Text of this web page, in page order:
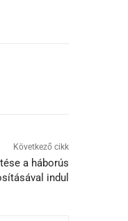
Következő cikk
a háborús
indul